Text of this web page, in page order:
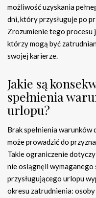
możliwość uzyskania
dni, który przysługuje po
Zrozumienie tego procesu
którzy mogą być
swojej karierze.
Jakie są
spełnienia
urlopu?
Brak spełnienia warunków
może prowadzić do
Takie ograniczenie
nie osiągnęli wymaganego
przysługującego urlopu
okresu zatrudnienia: